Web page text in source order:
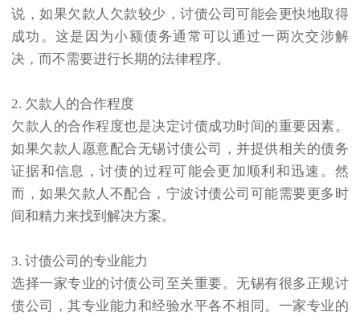
说，如果欠款人欠款较少，讨债公司可能会更快地取得
成功。这是因为小额债务通常可以通过一两次交涉解
决，而不需要进行长期的法律程序。
2. 欠款人的合作程度
欠款人的合作程度也是决定讨债成功时间的重要因素。
如果欠款人愿意配合无锡讨债公司，并提供相关的债务
证据和信息，讨债的过程可能会更加顺利和迅速。然
而，如果欠款人不配合，宁波讨债公司可能需要更多时
间和精力来找到解决方案。
3. 讨债公司的专业能力
选择一家专业的讨债公司至关重要。无锡有很多正规讨
债公司，其专业能力和经验水平各不相同。一家专业的